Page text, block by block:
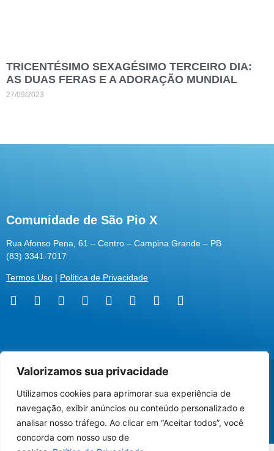
Utilizamos cookies para oferecer melhor
experiência, melhorar o desempenho, analisar
como você interage em nosso site e
personalizar conteúdo.
Valorizamos sua privacidade
Utilizamos cookies para aprimorar sua experiência de
navegação, exibir anúncios ou conteúdo personalizado e
analisar nosso tráfego. Ao clicar em “Aceitar todos”, você
concorda com nosso uso de
TRICENTÉSIMO SEXAGÉSIMO TERCEIRO DIA:
AS DUAS FERAS E A ADORAÇÃO MUNDIAL
27/09/2023
Comunidade de São Pio X
Rua Afonso Pena, 61 – Centro – Campina Grande – PB
(83) 3341-7017
Termos Uso | Política de Privacidade
@2026 Associação Carismática Católica São Pio X